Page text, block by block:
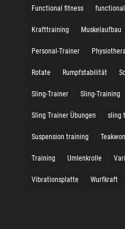
Functional fitness
Krafttraining Muskelaufbau
Personal-Trainer
Rotate Rumpfstabilität
Sling-Trainer Sling-Training
Sling Trainer Übungen sling
Suspension training
Training Umlenkrolle
Vibrationsplatte Wurfkraft